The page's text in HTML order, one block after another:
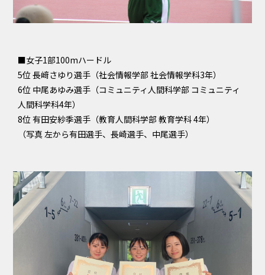
■女子1部100mハードル
5位 長﨑さゆり選手（社会情報学部 社会情報学科3年）
6位 中尾あゆみ選手（コミュニティ人間科学部 コミュニティ
人間科学科4年）
8位 有田安紗季選手（教育人間科学部 教育学科 4年）
（写真 左から有田選手、長崎選手、中尾選手）